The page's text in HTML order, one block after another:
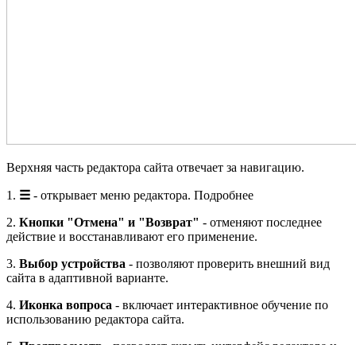
Верхняя часть редактора сайта отвечает за навигацию.
1. ☰ - открывает меню редактора. Подробнее
2. Кнопки "Отмена" и "Возврат" - отменяют последнее
действие и восстанавливают его применение.
3. Выбор устройства - позволяют проверить внешний вид
сайта в адаптивной варианте.
4. Иконка вопроса - включает интерактивное обучение по
использованию редактора сайта.